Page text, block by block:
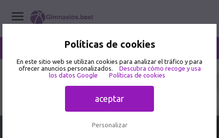
Políticas de cookies
En este sitio web se utilizan cookies para analizar el tráfico y para
ofrecer anuncios personalizados.
Descubra cómo recoge y usa
los datos Google
Políticas de cookies
aceptar
Personalizar
Clubes de boxeo /Tlaxcala /Chiautempan
Mejor Club de boxeo en
Chiautempan 🥇